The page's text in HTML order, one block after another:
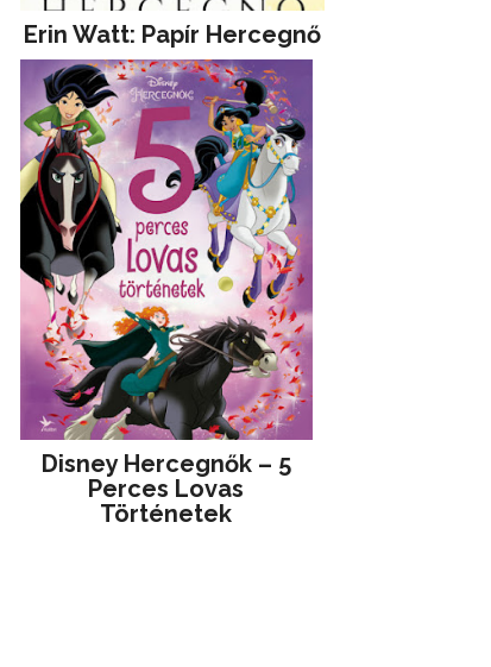
Erin Watt: Papír Hercegnő
Disney ​Hercegnők – 5
Perces Lovas
Történetek